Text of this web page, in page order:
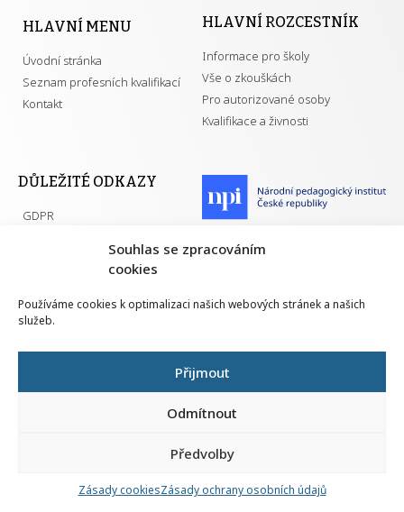
Souhlas se zpracováním
cookies
Používáme cookies k optimalizaci našich webových stránek a našich
služeb.
Přijmout
Odmítnout
Předvolby
Zásady cookiesZásady ochrany osobních údajů
HLAVNÍ MENU
Úvodní stránka
Seznam profesních kvalifikací
Kontakt
HLAVNÍ ROZCESTNÍK
Informace pro školy
Vše o zkouškách
Pro autorizované osoby
Kvalifikace a živnosti
DŮLEŽITÉ ODKAZY
GDPR
Přehled PK pro splnění MZK
Národní pedagogický institut ČR